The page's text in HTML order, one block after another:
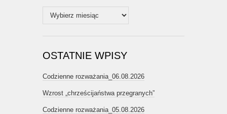
Archiwum
OSTATNIE WPISY
Codzienne rozważania_06.08.2026
Wzrost „chrześcijaństwa przegranych”
Codzienne rozważania_05.08.2026